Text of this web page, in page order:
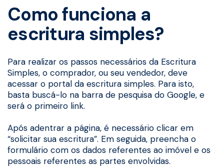
Como funciona a
escritura simples?
Para realizar os passos necessários da Escritura
Simples, o comprador, ou seu vendedor, deve
acessar o portal da escritura simples. Para isto,
basta buscá-lo na barra de pesquisa do Google, e
será o primeiro link.
Após adentrar a página, é necessário clicar em
“solicitar sua escritura”. Em seguida, preencha o
formulário com os dados referentes ao imóvel e os
pessoais referentes as partes envolvidas.